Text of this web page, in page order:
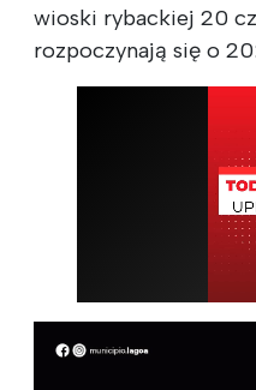
wioski rybackiej 20
rozpoczynają się o